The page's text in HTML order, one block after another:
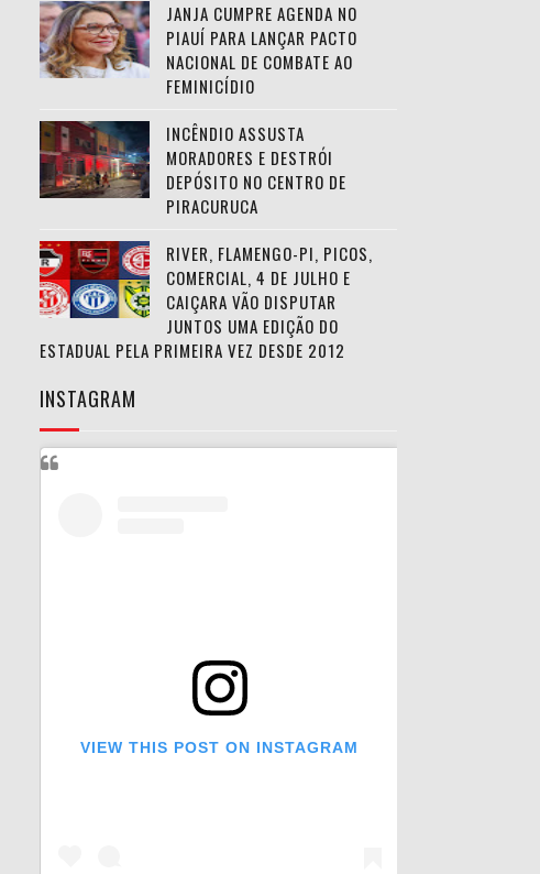
JANJA CUMPRE AGENDA NO
PIAUÍ PARA LANÇAR PACTO
NACIONAL DE COMBATE AO
FEMINICÍDIO
INCÊNDIO ASSUSTA
MORADORES E DESTRÓI
DEPÓSITO NO CENTRO DE
PIRACURUCA
RIVER, FLAMENGO-PI, PICOS,
COMERCIAL, 4 DE JULHO E
CAIÇARA VÃO DISPUTAR
JUNTOS UMA EDIÇÃO DO
ESTADUAL PELA PRIMEIRA VEZ DESDE 2012
INSTAGRAM
VIEW THIS POST ON INSTAGRAM